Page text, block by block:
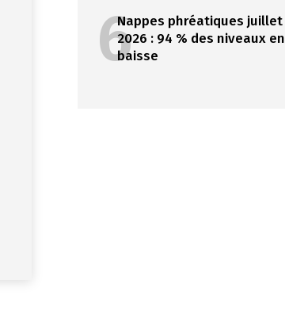
6Nappes phréatiques juillet
2026 : 94 % des niveaux en
baisse